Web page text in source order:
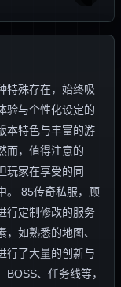
特殊存在，始终吸
验与个性化设定的
本特色与丰富的游
而，值得注意的
玩家在享受的同
。 85传奇私服，顾
行定制修改的服务
如熟悉的地图、
行了大量的创新与
、任务线等，